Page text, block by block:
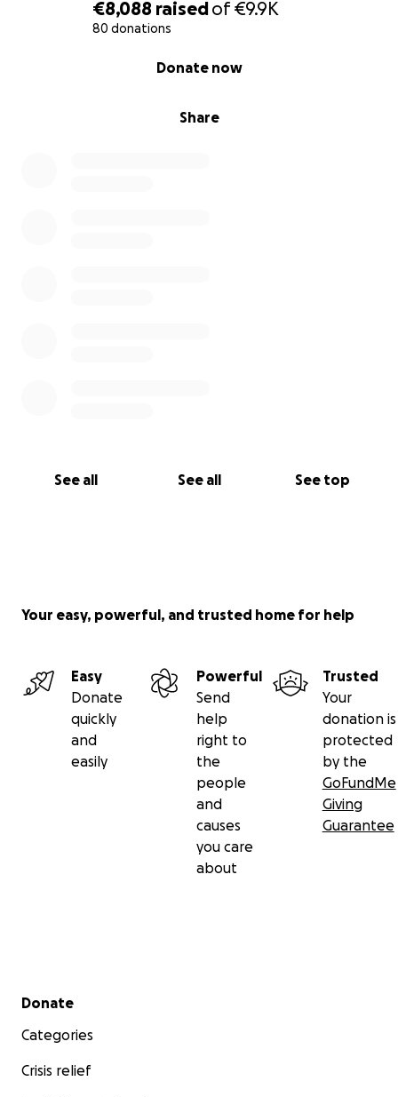
€8,088 raisedof€9.9K
80 donations
Share
Donate now
See all See all See top
Your easy, powerful, and trusted home for help
Easy
Donate
quickly
and
easily
Powerful
Send
help
right to
the
people
and
causes
you care
about
Trusted
Your
donation is
protected
by the
GoFundMe
Giving
Guarantee
Secondary menu
Donate
Categories
Crisis relief